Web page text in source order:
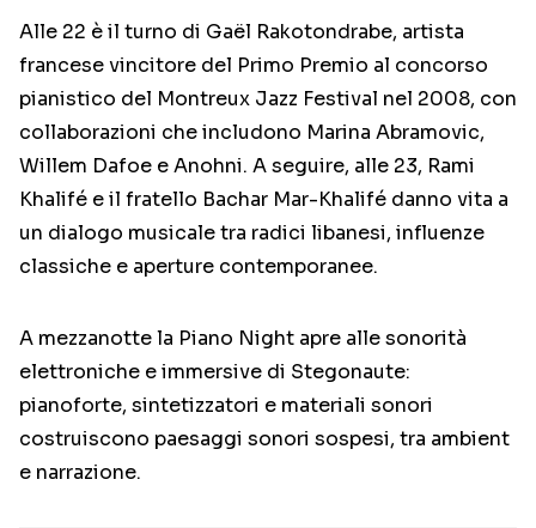
Alle 22 è il turno di Gaël Rakotondrabe, artista
francese vincitore del Primo Premio al concorso
pianistico del Montreux Jazz Festival nel 2008, con
collaborazioni che includono Marina Abramovic,
Willem Dafoe e Anohni. A seguire, alle 23, Rami
Khalifé e il fratello Bachar Mar-Khalifé danno vita a
un dialogo musicale tra radici libanesi, influenze
classiche e aperture contemporanee.
A mezzanotte la Piano Night apre alle sonorità
elettroniche e immersive di Stegonaute:
pianoforte, sintetizzatori e materiali sonori
costruiscono paesaggi sonori sospesi, tra ambient
e narrazione.